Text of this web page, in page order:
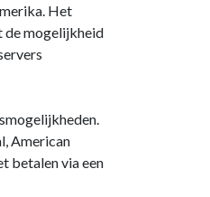
Het
de mogelijkheid
American
betalen via een